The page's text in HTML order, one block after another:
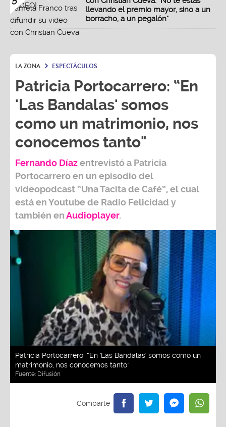
llevando el premio mayor, sino a un
borracho, a un pegalón"
LA ZONA ESPECTÁCULOS
Patricia Portocarrero: “En
'Las Bandalas' somos
como un matrimonio, nos
conocemos tanto"
Fernando Díazentrevistó a Patricia
Portocarreroen un episodio del
videopodcast “Una Tacita de Café”, el cual
está en Youtube de Radio Felicidad y
también enAudioplayer.
Patricia Portocarrero: “En 'Las Bandalas' somos como un
matrimonio, nos conocemos tanto"
Fuente: Difusión